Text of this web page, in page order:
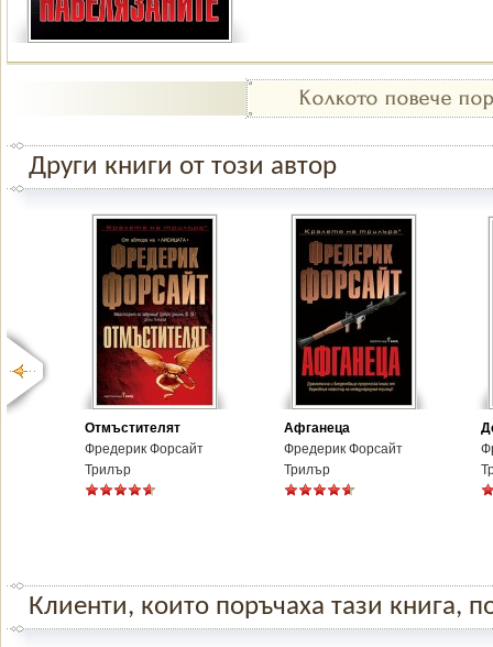
Други книги от този автор
Отмъстителят
Фредерик Форсайт
Трилър
Афганеца
Фредерик Форсайт
Трилър
Клиенти, които поръчаха тази книга,